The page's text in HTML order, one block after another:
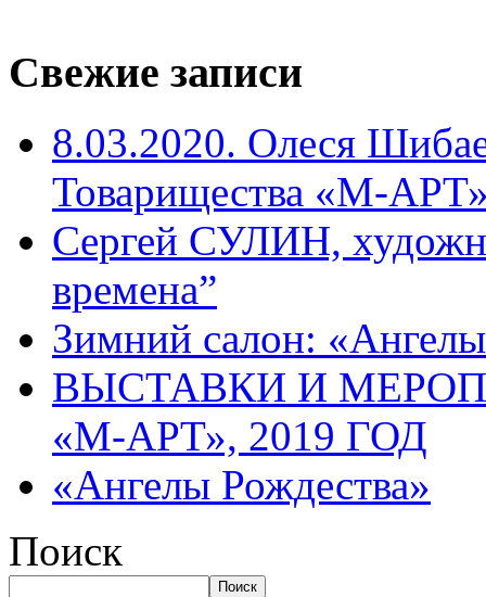
Свежие записи
8.03.2020. Олеся
Товарищества «М-
Сергей СУЛИН,
времена”
Зимний салон:
ВЫСТАВКИ И
«М-АРТ», 2019 ГОД
«Ангелы Рождества»
Поиск
Поиск